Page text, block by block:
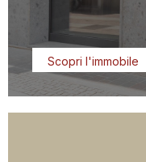
Scopri l'immobile